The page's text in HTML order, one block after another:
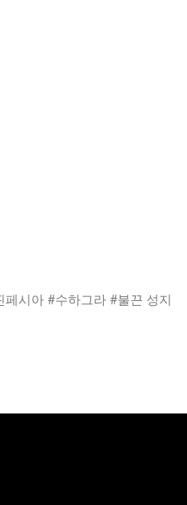
시아 #수하그라 #불끈 성지